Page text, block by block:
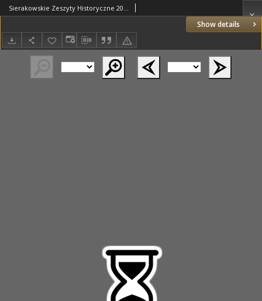
Show details
Sierakowskie Zeszyty Historyczne 2008 lipiec Z.1